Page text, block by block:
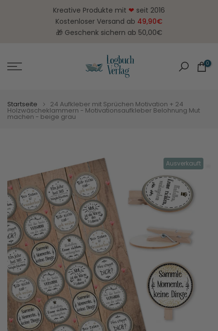
Kreative Produkte mit ❤ seit 2016
Kostenloser Versand ab 49,90€
🎁 Geschenk sichern ab 50,00€
0
Startseite 24 Aufkleber mit Sprüchen Motivation + 24
Holzwäscheklammern - Motivationsaufkleber Belohnung Mut
machen - beige grau
Ausverkauft